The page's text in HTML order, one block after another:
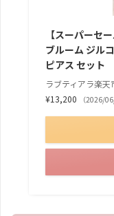
【スーパーセ
ブルーム ジル
ピアス セット
ラブティアラ楽天
¥13,200
（2026/